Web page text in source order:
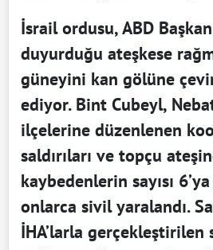
İsrail ordusu, ABD
duyurduğu ateşkese
güneyini kan gölüne
ediyor. Bint Cubeyl,
ilçelerine düzenlenen
saldırıları ve topçu
kaybedenlerin sayısı
onlarca sivil yaralandı.
İHA’larla gerçekleştirilen